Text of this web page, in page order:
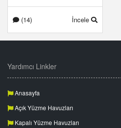
(14) İncele
Yardımcı Linkler
Anasayfa
Açık Yüzme Havuzları
Kapalı Yüzme Havuzları